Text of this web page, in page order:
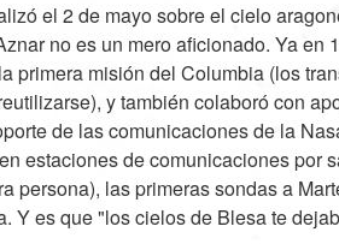
el 2 de mayo sobre el cielo
no es un mero aficionado. Ya en
primera misión del Columbia (los
y también colaboró con
de las comunicaciones de la
estaciones de comunicaciones por
persona), las primeras sondas a
Y es que "los cielos de Blesa te